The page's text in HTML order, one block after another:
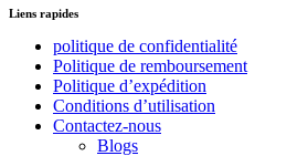
Liens rapides
politique de confidentialité
Politique de remboursement
Politique d’expédition
Conditions d’utilisation
Contactez-nous
Blogs